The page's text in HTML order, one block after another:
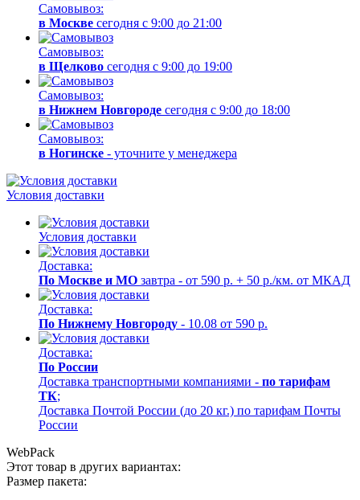
Самовывоз:
в Москве сегодня с 9:00 до 21:00
Самовывоз:
в Щелково сегодня с 9:00 до 19:00
Самовывоз:
в Нижнем Новгороде сегодня с 9:00 до 18:00
Самовывоз:
в Ногинске - уточните у менеджера
Условия доставки
Условия доставки
Доставка:
По Москве и МО завтра - от 590 р. + 50 р./км. от МКАД
Доставка:
По Нижнему Новгороду - 10.08 от 590 р.
Доставка:
По России
Доставка транспортными компаниями - по тарифам
ТК;
Доставка Почтой России (до 20 кг.) по тарифам Почты
России
WebPack
Этот товар в других вариантах:
Размер пакета: